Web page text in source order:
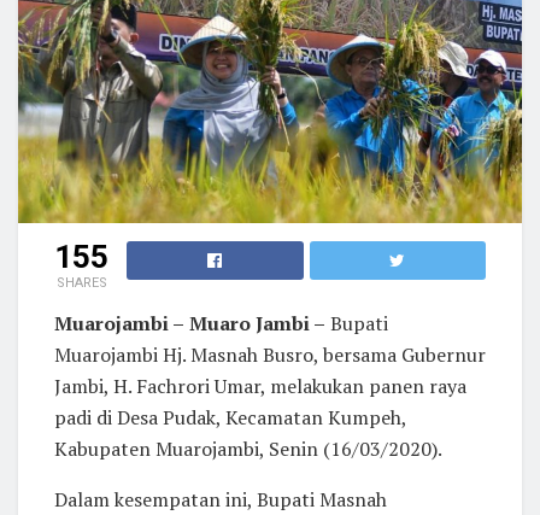
155
SHARES
Muarojambi – Muaro Jambi – Bupati
Muarojambi Hj. Masnah Busro, bersama Gubernur
Jambi, H. Fachrori Umar, melakukan panen raya
padi di Desa Pudak, Kecamatan Kumpeh,
Kabupaten Muarojambi, Senin (16/03/2020).
Dalam kesempatan ini, Bupati Masnah